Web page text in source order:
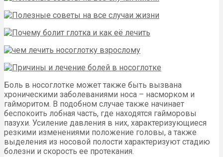
Боль в носоглотке может также быть вызвана
хроническими заболеваниями носа – насморком и
гайморитом. В подобном случае также начинает
беспокоить лобная часть, где находятся гайморовы
пазухи. Усиление давления в них, характеризующиеся
резкими изменениями положение головы, а также
выделения из носовой полости характеризуют стадию
болезни и скорость ее протекания.